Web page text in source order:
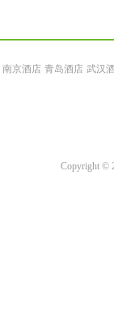
南京酒店 青岛酒店 武汉
Copyright ©